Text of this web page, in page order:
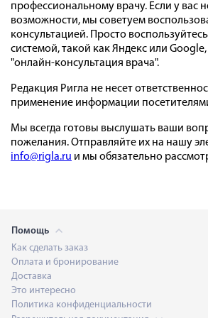
профессиональному врачу. Если у вас
возможности, мы советуем
консультацией. Просто
системой, такой как Яндекс или
"онлайн-консультация врача".
Редакция Ригла не несет
применение информации
Мы всегда готовы выслушать ваши
пожелания. Отправляйте их на нашу
info@rigla.ru и мы обязательно
Помощь
Как сделать заказ
Оплата и бронирование
Доставка
Это интересно
Политика конфиденциальности